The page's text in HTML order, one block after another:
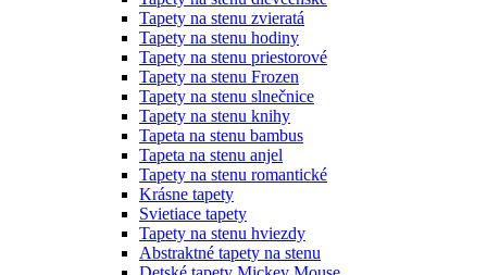
Tapety na stenu zvieratá
Tapety na stenu hodiny
Tapety na stenu priestorové
Tapety na stenu Frozen
Tapety na stenu slnečnice
Tapety na stenu knihy
Tapeta na stenu bambus
Tapeta na stenu anjel
Tapety na stenu romantické
Krásne tapety
Svietiace tapety
Tapety na stenu hviezdy
Abstraktné tapety na stenu